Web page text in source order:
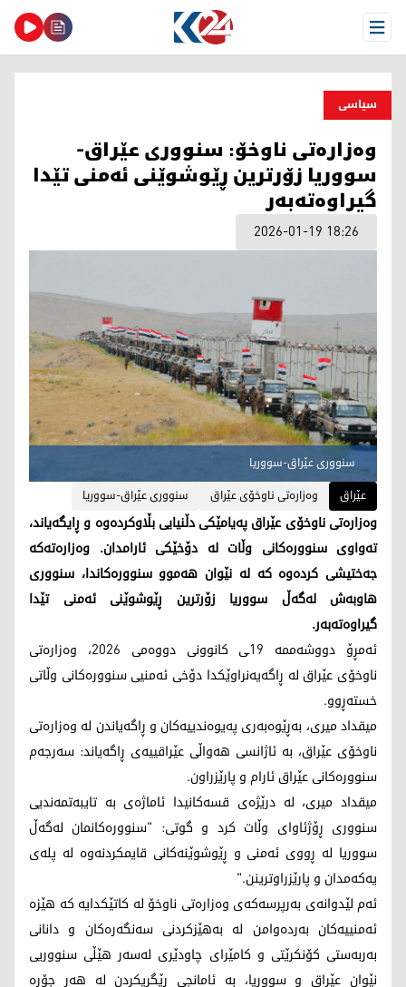
Open Menu
سیاسی
وەزارەتی ناوخۆ: سنووری عێراق-
سووریا زۆرترین ڕێوشوێنی ئەمنی تێدا
گیراوەتەبەر
2026-01-19 18:26
سنووری عێراق-سووریا
عێراق
وەزارەتی ناوخۆی عێراق سنووری عێراق-سووریا
وەزارەتی ناوخۆی عێراق پەیامێکی دڵنیایی بڵاوکردەوە و ڕایگەیاند،
تەواوی سنوورەکانی وڵات لە دۆخێکی ئارامدان. وەزارەتەکە
جەختیشی کردەوە کە لە نێوان هەموو سنوورەکاندا، سنووری
هاوبەش لەگەڵ سووریا زۆرترین ڕێوشوێنی ئەمنی تێدا
گیراوەتەبەر.
ئەمڕۆ دووشەممە 19ـی کانوونی دووەمی 2026، وەزارەتی
ناوخۆی عێراق لە ڕاگەیەنراوێکدا دۆخی ئەمنیی سنوورەکانی وڵاتی
خستەڕوو.
میقداد میری، بەڕێوه‌بەری پەیوەندییەكان و ڕاگەیاندن لە وەزارەتی
ناوخۆی عێراق، بە ئاژانسی هەواڵی عێراقییەی ڕاگەیاند: سەرجەم
سنوورەکانی عێراق ئارام و پارێزراون.
میقداد میری، لە درێژەی قسەکانیدا ئاماژەی بە تایبەتمەندیی
سنووری ڕۆژئاوای وڵات کرد و گوتی: "سنوورەکانمان لەگەڵ
سووریا لە ڕووی ئەمنی و ڕێوشوێنەکانی قایمکردنەوە لە پلەی
یەکەمدان و پارێزراوترینن."
ئەم لێدوانەی بەرپرسەکەی وەزارەتی ناوخۆ لە کاتێکدایە کە هێزە
ئەمنییەکان بەردەوامن لە بەهێزکردنی سەنگەرەکان و دانانی
بەربەستی کۆنکرێتی و کامێرای چاودێری لەسەر هێڵی سنووریی
نێوان عێراق و سووریا، بە ئامانجی ڕێگریکردن لە هەر جۆرە